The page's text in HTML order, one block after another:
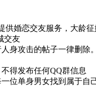
婚恋交友服务，大龄征
交友
身攻击的帖子一律删除
得发布任何QQ群信息
位单身男女找到属于自